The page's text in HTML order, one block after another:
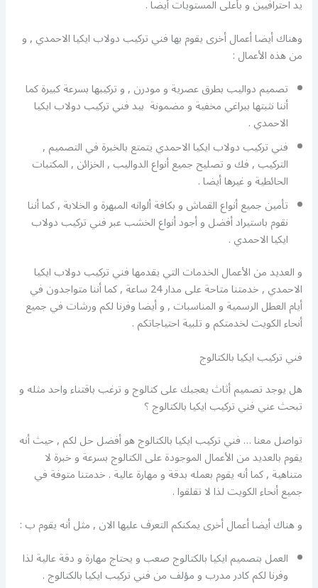
يد احترافيين و بأعلى المستويات أيضا .
وهناك أيضا أعمال أخرى يقوم بها فني تركيب دولاب ايكيا الاحمدي , و
من هذه الأعمال :
تصميم دواليب بطرق عصرية و مودرن , و تركيبها بسرعة كبيرة كما
أننا نثبتها ببراغي مخفية و مضمونة بيد فني تركيب دولاب ايكيا
الاحمدي .
فني تركيب دولاب ايكيا الاحمدي يتمتع بالخبرة في التصميم ,
التركيب , فك و تصليح جميع أنواع الدواليب , الخزائن , المكتبات
الحائطية و غيرها أيضا .
تأمين جميع أنواع القماش و بكافة ألوانه المبهرة و الخلابة , كما أننا
نقوم باستيراد أفضل و أجود أنواع الخشب عبر فني تركيب دولاب
ايكيا الاحمدي .
و العديد من الأعمال الخدمات التي يقدمها فني تركيب دولاب ايكيا
الاحمدي , خدمتنا متاحة على مدار 24 ساعة , كما أننا متواجدون في
أيام العطل الرسمية و المناسبات , و أيضا وفرنا لكم ورشات في جميع
أنحاء الكويت لخدمتكم و تلبية احتياجاتكم .
فني تركيب ايكيا بالكتالوج
هل يوجد تصميم أثاث يعجبك على كتالوج و ترغب باقتناء واحد مثله و
تبحث عني فني تركيب ايكيا بالكتالوج ؟
تواصل معنا … فني تركيب ايكيا بالكتالوج هو أفضل حل لكم , حيث أنه
يقوم بالعديد من الأعمال الموجودة على الكتالوج بسرعة و خبرة لا
متناهية , كما أنه يقوم بعمله بدقة و مهارة عالية . خدمتنا متوفة في
جميع أنحاء الكويت لذا لا تقلقوا .
و هناك أيضا أعمال أخرى يمكنكم التعرف عليها الان , مثل أنه يقوم ب :
العمل بتصميم ايكيا بالكتالوج صعب و يحتاج مهارة و دقة عالية لذا
وفرنا لكم كادر مدرب و مؤلف من فني تركيب ايكيا بالكتالوج .